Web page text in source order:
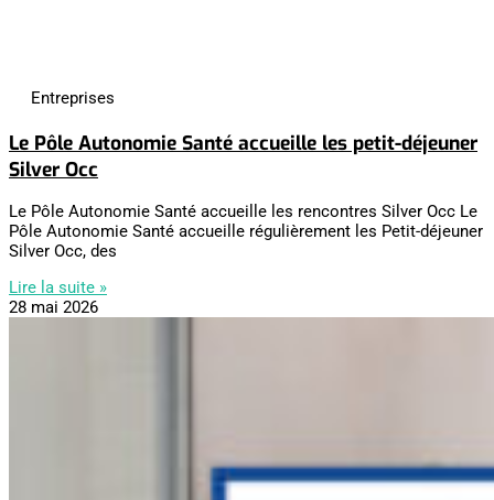
Entreprises
Le Pôle Autonomie Santé accueille les petit-déjeuner
Silver Occ
Le Pôle Autonomie Santé accueille les rencontres Silver Occ Le
Pôle Autonomie Santé accueille régulièrement les Petit-déjeuner
Silver Occ, des
Lire la suite »
28 mai 2026